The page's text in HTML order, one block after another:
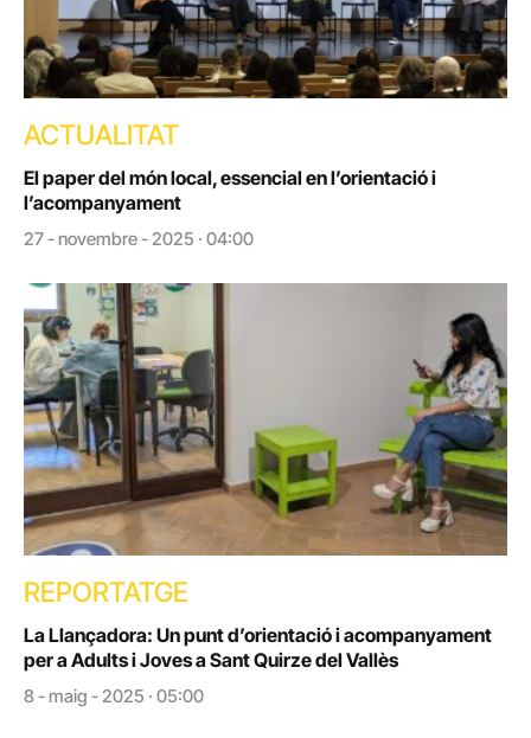
ACTUALITAT
El paper del món local, essencial en l’orientació i
l’acompanyament
27 - novembre - 2025 · 04:00
REPORTATGE
La Llançadora: Un punt d’orientació i acompanyament
per a Adults i Joves a Sant Quirze del Vallès
8 - maig - 2025 · 05:00